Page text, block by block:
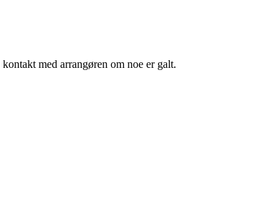
med arrangøren om noe er galt.